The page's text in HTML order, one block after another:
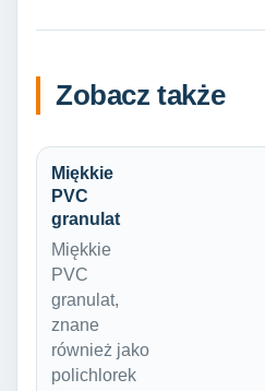
Zobacz także
Miękkie
PVC
granulat
Miękkie
PVC
granulat,
znane
również jako
polichlorek